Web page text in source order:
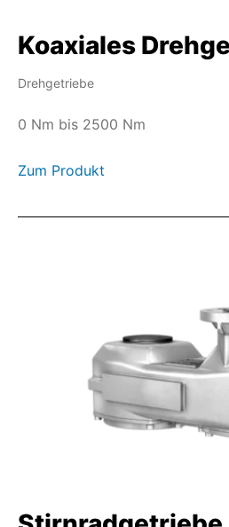
Koaxiales
Drehgetriebe
0 Nm bis 2500 Nm
Zum Produkt